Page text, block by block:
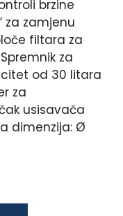
brzine
za zamjenu
filtara za
za
od 30 litara
za
usisavača
dimenzija: Ø